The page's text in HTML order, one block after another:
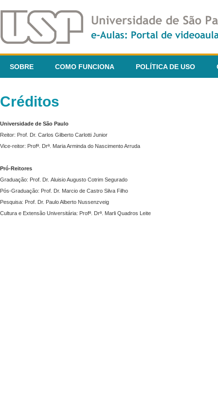
SOBRE COMO FUNCIONA POLÍTICA DE USO
Créditos
Universidade de São Paulo
Reitor: Prof. Dr. Carlos Gilberto Carlotti Junior
Vice-reitor: Profª. Drª. Maria Arminda do Nascimento Arruda
Pró-Reitores
Graduação: Prof. Dr. Aluisio Augusto Cotrim Segurado
Pós-Graduação: Prof. Dr. Marcio de Castro Silva Filho
Pesquisa: Prof. Dr. Paulo Alberto Nussenzveig
Cultura e Extensão Universitária: Profª. Drª. Marli Quadros Leite